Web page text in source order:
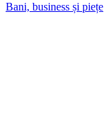
Bani, business și piețe